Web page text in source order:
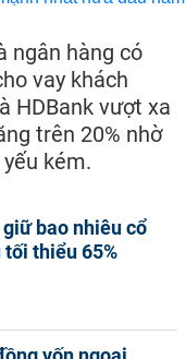
ngân hàng có
vay khách
HDBank vượt xa
trên 20% nhờ
kém.
bao nhiêu cổ
tối thiểu 65%